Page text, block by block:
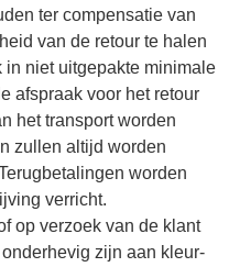
ter compensatie van
van de retour te halen
niet uitgepakte minimale
afspraak voor het retour
het transport worden
zullen altijd worden
worden
verricht.
op verzoek van de klant
zijn aan kleur-